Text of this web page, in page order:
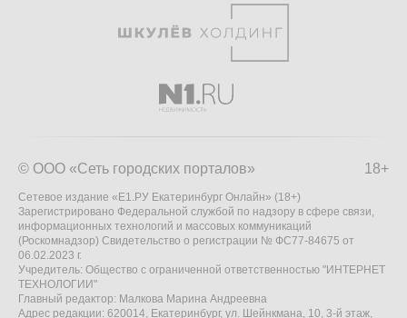
18+
© ООО «Сеть городских порталов»
Сетевое издание «Е1.РУ Екатеринбург Онлайн» (18+)
Зарегистрировано Федеральной службой по надзору в сфере связи,
информационных технологий и массовых коммуникаций
(Роскомнадзор) Свидетельство о регистрации № ФС77-84675 от
06.02.2023 г.
Учредитель: Общество с ограниченной ответственностью "ИНТЕРНЕТ
ТЕХНОЛОГИИ"
Главный редактор: Малкова Марина Андреевна
Адрес редакции: 620014, Екатеринбург, ул. Шейнкмана, 10, 3-й этаж,